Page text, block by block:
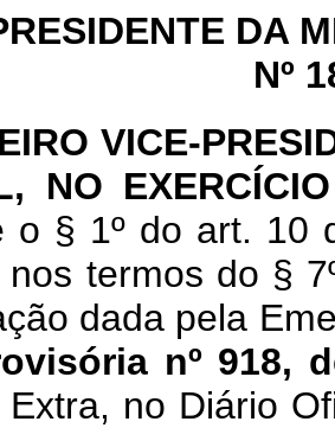
DA
Nº
VICE-
NO
o § 1º do art. 10
termos do §
dada pela
nº 918,
no Diário